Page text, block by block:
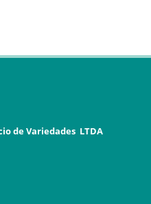
de Variedades LTDA